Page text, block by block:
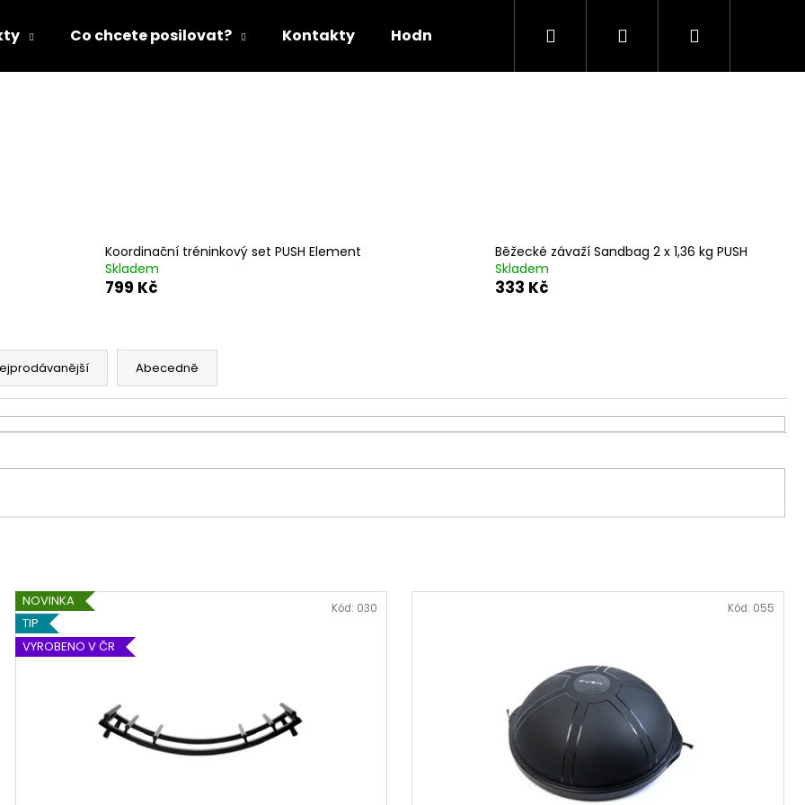
Co chcete posilovat? Kontakty Hodnocení obchodu Hledat PřihlášeníNákupní
Koordinační tréninkový set PUSH Element
Skladem
799 Kč
Běžecké závaží Sandbag 2 x 1,36 kg PUSH
Skladem
333 Kč
Abecedně
NOVINKA
TIP
VYROBENO V ČR
Kód: 030 Kód: 055
Doporučujeme
Kč
3 290 Kč